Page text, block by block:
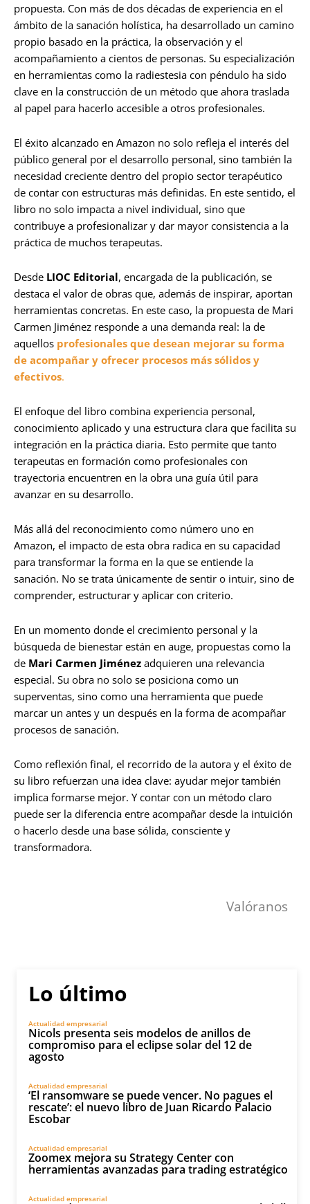
propuesta. Con más de dos décadas de experiencia en el
ámbito de la sanación holística, ha desarrollado un camino
propio basado en la práctica, la observación y el
acompañamiento a cientos de personas. Su especialización
en herramientas como la radiestesia con péndulo ha sido
clave en la construcción de un método que ahora traslada
al papel para hacerlo accesible a otros profesionales.
El éxito alcanzado en Amazon no solo refleja el interés del
público general por el desarrollo personal, sino también la
necesidad creciente dentro del propio sector terapéutico
de contar con estructuras más definidas. En este sentido, el
libro no solo impacta a nivel individual, sino que
contribuye a profesionalizar y dar mayor consistencia a la
práctica de muchos terapeutas.
Desde LIOC Editorial, encargada de la publicación, se
destaca el valor de obras que, además de inspirar, aportan
herramientas concretas. En este caso, la propuesta de Mari
Carmen Jiménez responde a una demanda real: la de
aquellos profesionales que desean mejorar su forma
de acompañar y ofrecer procesos más sólidos y
efectivos.
El enfoque del libro combina experiencia personal,
conocimiento aplicado y una estructura clara que facilita su
integración en la práctica diaria. Esto permite que tanto
terapeutas en formación como profesionales con
trayectoria encuentren en la obra una guía útil para
avanzar en su desarrollo.
Más allá del reconocimiento como número uno en
Amazon, el impacto de esta obra radica en su capacidad
para transformar la forma en la que se entiende la
sanación. No se trata únicamente de sentir o intuir, sino de
comprender, estructurar y aplicar con criterio.
En un momento donde el crecimiento personal y la
búsqueda de bienestar están en auge, propuestas como la
de Mari Carmen Jiménez adquieren una relevancia
especial. Su obra no solo se posiciona como un
superventas, sino como una herramienta que puede
marcar un antes y un después en la forma de acompañar
procesos de sanación.
Como reflexión final, el recorrido de la autora y el éxito de
su libro refuerzan una idea clave: ayudar mejor también
implica formarse mejor. Y contar con un método claro
puede ser la diferencia entre acompañar desde la intuición
o hacerlo desde una base sólida, consciente y
transformadora.
Valóranos
Lo último
Actualidad empresarial
Nicols presenta seis modelos de anillos de
compromiso para el eclipse solar del 12 de
agosto
Actualidad empresarial
‘El ransomware se puede vencer. No pagues el
rescate’: el nuevo libro de Juan Ricardo Palacio
Escobar
Actualidad empresarial
Zoomex mejora su Strategy Center con
herramientas avanzadas para trading estratégico
Actualidad empresarial